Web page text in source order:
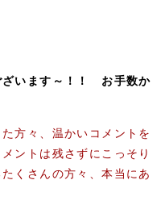
ざいます～！！ お手数か
方々、温かいコメントを
ントは残さずにこっそり
くさんの方々、本当にあ